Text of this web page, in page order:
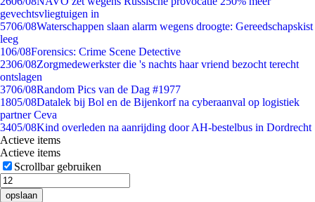
gevechtsvliegtuigen in
5706/08Waterschappen slaan alarm wegens droogte: Gereedschapskist
leeg
106/08Forensics: Crime Scene Detective
2306/08Zorgmedewerkster die 's nachts haar vriend bezocht terecht
ontslagen
3706/08Random Pics van de Dag #1977
1805/08Datalek bij Bol en de Bijenkorf na cyberaanval op logistiek
partner Ceva
3405/08Kind overleden na aanrijding door AH-bestelbus in Dordrecht
Actieve items
Actieve items
Scrollbar gebruiken
opslaan